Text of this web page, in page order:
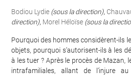
Bodiou Lydie (sous la direction),
direction), Morel Héloïse (sous la
Pourquoi des hommes considèrent-ils
objets, pourquoi s’autorisent-ils à les
à les tuer ? Après le procès de Mazan,
intrafamiliales, allant de l’injure